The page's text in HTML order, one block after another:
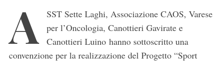
A
SST Sette Laghi, Associazione CAOS, Varese
per l’Oncologia, Canottieri Gavirate e
Canottieri Luino hanno sottoscritto una
convenzione per la realizzazione del Progetto “Sport